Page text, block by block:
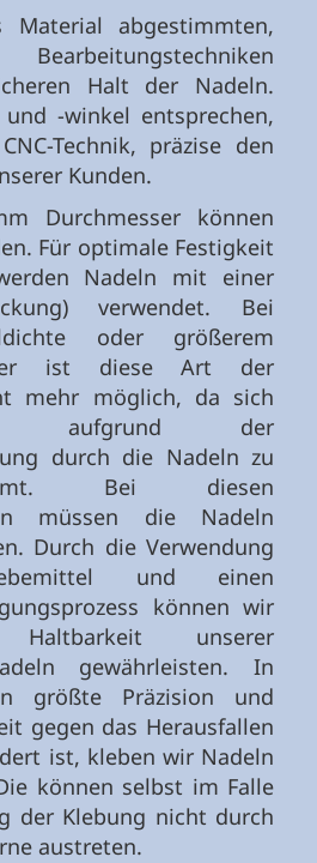
Material abgestimmten,
Halt der Nadeln.
-winkel entsprechen,
Technik, präzise den
Kunden.
Durchmesser können
Für optimale Festigkeit
Nadeln mit einer
verwendet. Bei
oder größerem
ist diese Art der
mehr möglich, da sich
aufgrund der
durch die Nadeln zu
Bei diesen
müssen die Nadeln
Durch die Verwendung
und einen
können wir
Haltbarkeit unserer
gewährleisten. In
größte Präzision und
gegen das Herausfallen
ist, kleben wir Nadeln
können selbst im Falle
der Klebung nicht durch
austreten.